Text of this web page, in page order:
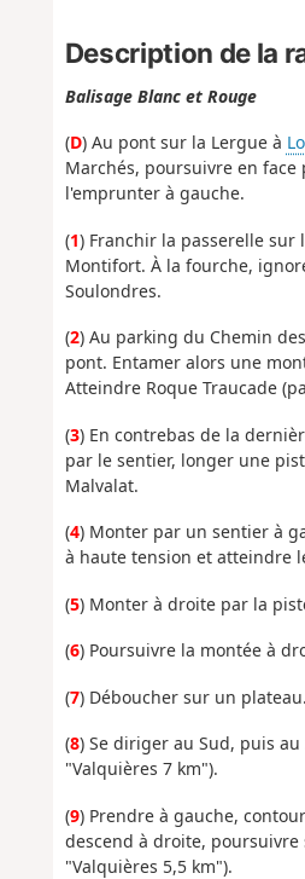
Description de la
Balisage Blanc et Rouge
(D) Au pont sur la Lergue à
Marchés, poursuivre en
l'emprunter à gauche.
(1) Franchir la passerelle
Montifort. À la fourche,
Soulondres.
(2) Au parking du Chemin
pont. Entamer alors une
Atteindre Roque Traucade
(3) En contrebas de la
par le sentier, longer une
Malvalat.
(4) Monter par un sentier à
à haute tension et atteindre
(5) Monter à droite par la
(6) Poursuivre la montée à
(7) Déboucher sur un
(8) Se diriger au Sud, puis
"Valquières 7 km").
(9) Prendre à gauche,
descend à droite,
"Valquières 5,5 km").